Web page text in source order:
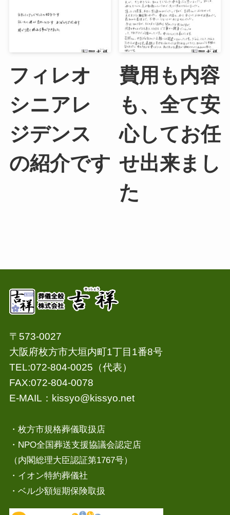
フィレオ
シニアレ
ジデンス
の紹介です
費用も内容
も、全て安
心してお任
せ出来まし
た
〒573-0027
大阪府枚方市大垣内町1丁目1番8号
TEL:072-804-0025（代表）
FAX:072-804-0078
E-MAIL： kissyo@kissyo.net
・枚方市規格葬儀取扱店
・NPO全国葬送支援協議会認定店
（内閣総理大臣認証第1767号）
・イオン特約葬儀社
・ベル少額短期保険取扱